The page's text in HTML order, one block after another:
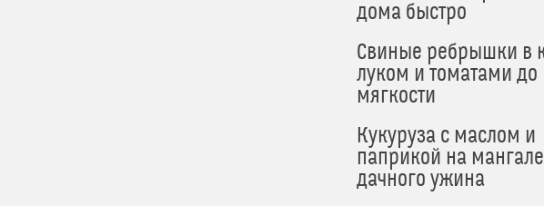
дома быстро
Свиные ребрышки в
луком и томатами до
мягкости
Кукуруза с маслом и
паприкой на
дачного ужина